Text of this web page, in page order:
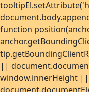
function
||
window.innerHeight ||